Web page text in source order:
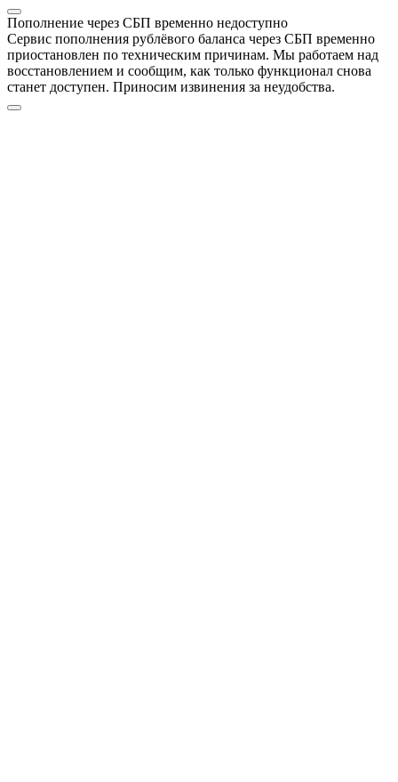
Пополнение через СБП временно недоступно
Сервис пополнения рублёвого баланса через СБП временно
приостановлен по техническим причинам. Мы работаем над
восстановлением и сообщим, как только функционал снова
станет доступен. Приносим извинения за неудобства.